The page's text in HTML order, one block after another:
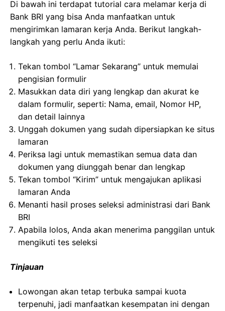
Di bawah ini terdapat tutorial cara melamar kerja di
Bank BRI yang bisa Anda manfaatkan untuk
mengirimkan lamaran kerja Anda. Berikut langkah-
langkah yang perlu Anda ikuti:
Tekan tombol “Lamar Sekarang” untuk memulai
pengisian formulir
Masukkan data diri yang lengkap dan akurat ke
dalam formulir, seperti: Nama, email, Nomor HP,
dan detail lainnya
Unggah dokumen yang sudah dipersiapkan ke situs
lamaran
Periksa lagi untuk memastikan semua data dan
dokumen yang diunggah benar dan lengkap
Tekan tombol “Kirim” untuk mengajukan aplikasi
lamaran Anda
Menanti hasil proses seleksi administrasi dari Bank
BRI
Apabila lolos, Anda akan menerima panggilan untuk
mengikuti tes seleksi
Tinjauan
Lowongan akan tetap terbuka sampai kuota
terpenuhi, jadi manfaatkan kesempatan ini dengan